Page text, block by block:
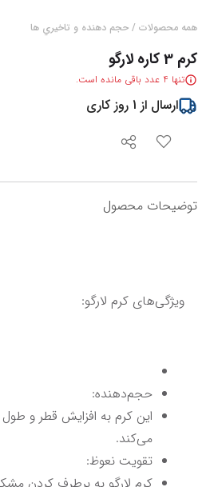
همه محصولات / حجم دهنده و تاخيري ها
کرم 3 کاره لارگو
تنها 4 عدد باقی مانده است.
ارسال از 1 روز کاری
توضیحات محصول
ویژگی‌های کرم لارگو:
حجم‌دهنده:
می‌کند.
تقویت نعوظ: